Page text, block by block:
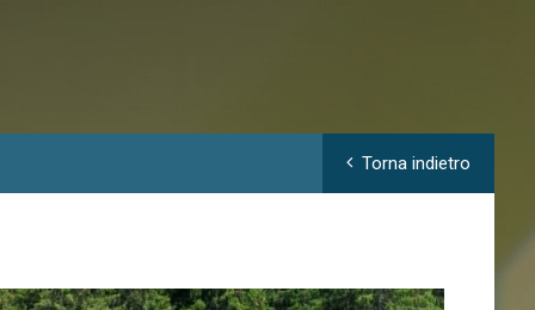
Torna indietro